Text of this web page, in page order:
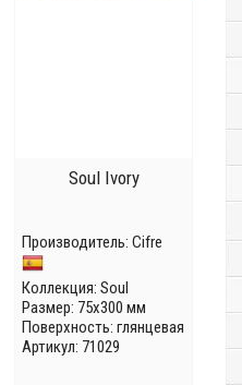
Soul Ivory
Производитель: Cifre
Коллекция: Soul
Размер: 75x300 мм
Поверхность: глянцевая
Артикул: 71029